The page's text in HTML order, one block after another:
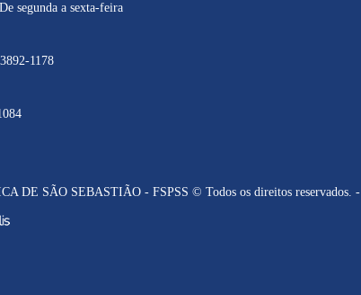
segunda a sexta-feira
1178
DE SÃO SEBASTIÃO - FSPSS © Todos os direitos reservados. -